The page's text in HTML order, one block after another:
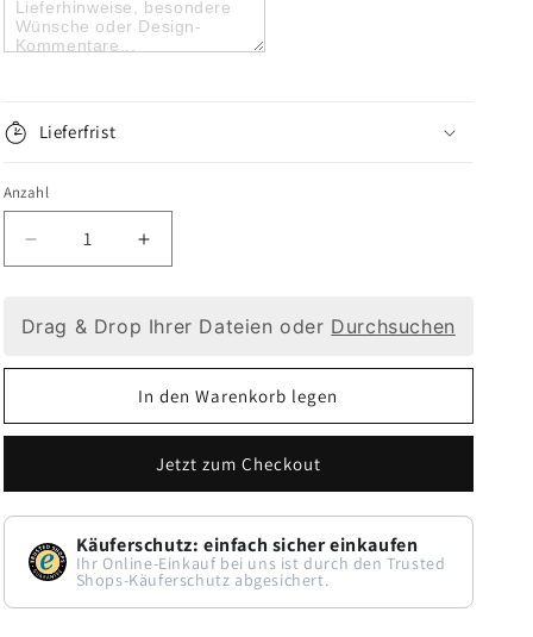
Lieferfrist
Anzahl
Menge
für
Personalisierte
925
Silber
Menge
für
Personalisierte
925
Silber
Drag & Drop Ihrer Dateien oder Durchsuchen
In den Warenkorb legen
Jetzt zum Checkout
Käuferschutz: einfach sicher einkaufen
Ihr Online-Einkauf bei uns ist durch den Trusted
Shops-Käuferschutz abgesichert.